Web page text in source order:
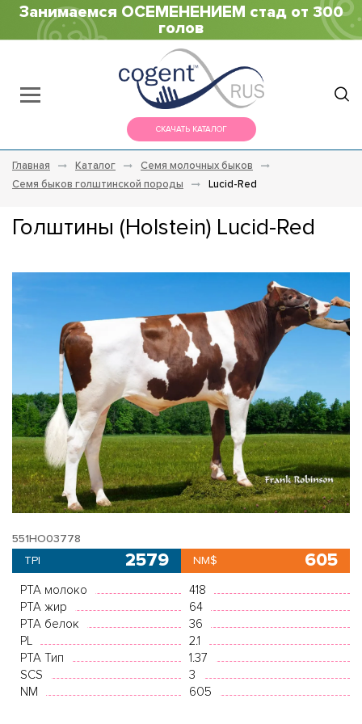
Занимаемся ОСЕМЕНЕНИЕМ стад от 300
голов
СКАЧАТЬ КАТАЛОГ
Главная Каталог
Семя молочных быков
Семя быков голштинской породы
Lucid-Red
Голштины (Holstein) Lucid-Red
551HO03778
TPI
2579 NM$ 605
PTA молоко
418
PTA жир
64
PTA белок
36
PL
2.1
PTA Тип
1.37
SCS
3
NM
605